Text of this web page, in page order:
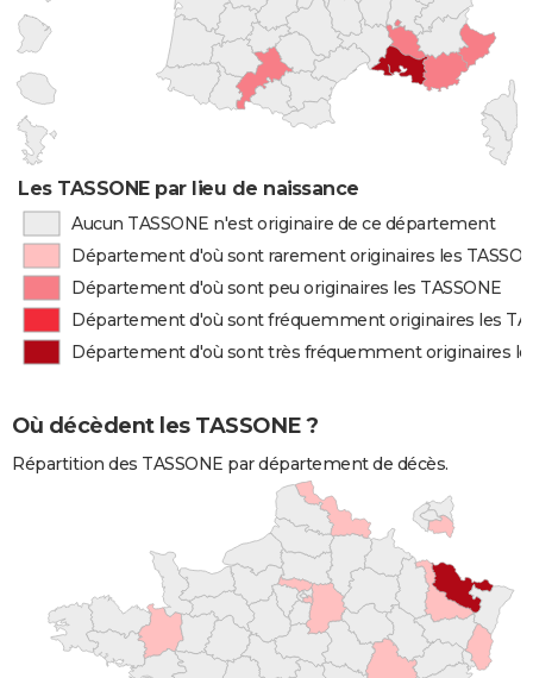
Les TASSONE par lieu de naissance
Aucun TASSONE n'est originaire de ce département
Département d'où sont rarement originaires les
Département d'où sont peu originaires les TASSONE
Département d'où sont fréquemment originaires les
Département d'où sont très fréquemment originaires
Où décèdent les TASSONE ?
Répartition des TASSONE par département de décès.